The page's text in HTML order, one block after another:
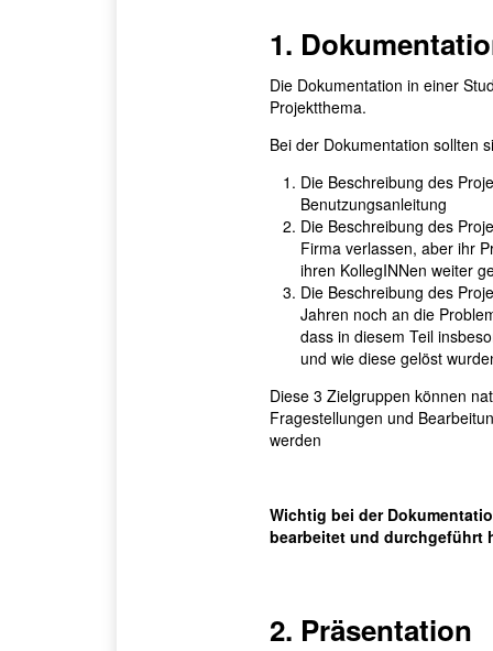
1.
Die Dokumentation in einer
Projektthema.
Bei der Dokumentation sollten
Die Beschreibung des
Benutzungsanleitung
Die Beschreibung des
Firma verlassen, aber ihr
ihren KollegINNen weiter
Die Beschreibung des
Jahren noch an die
dass in diesem Teil
und wie diese gelöst
Diese 3 Zielgruppen können
Fragestellungen und
werden
Wichtig bei der
bearbeitet und durchgeführt
2. Präsentation